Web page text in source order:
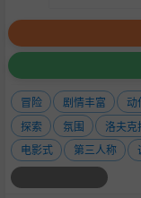
冒险 剧情丰富 动
探索
氛围 洛夫克
电影式
第三人称